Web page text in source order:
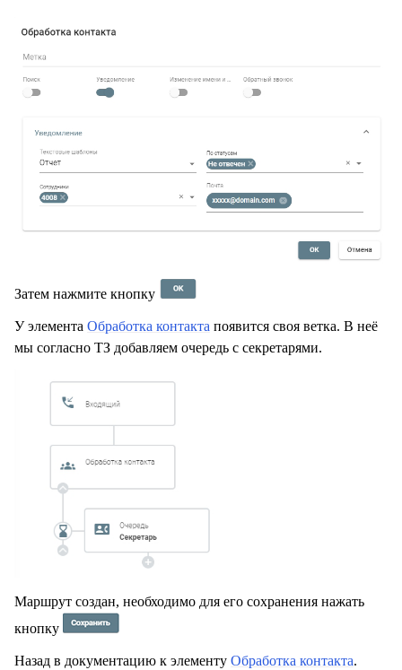
Затем нажмите кнопку
У элемента Обработка контакта появится своя ветка. В неё
мы согласно ТЗ добавляем очередь с секретарями.
Маршрут создан, необходимо для его сохранения нажать
кнопку
Назад в документацию к элементу Обработка контакта.